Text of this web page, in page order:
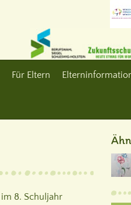
Für Eltern
8. Schuljahr